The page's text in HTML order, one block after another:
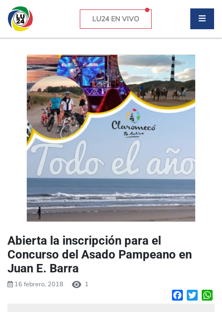
LU24 EN VIVO
Abierta la inscripción para el
Concurso del Asado Pampeano en
Juan E. Barra
16 febrero, 2018 1
Facebook